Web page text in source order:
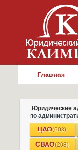
Главная
Юридические
по
ЦАО(608)
СВАО(208)